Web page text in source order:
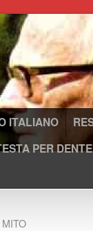
ITALIANO
PER